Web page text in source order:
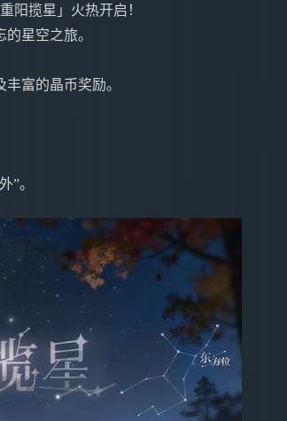
阳揽星」火热开启！
星空之旅。
富的晶币奖励。
”。